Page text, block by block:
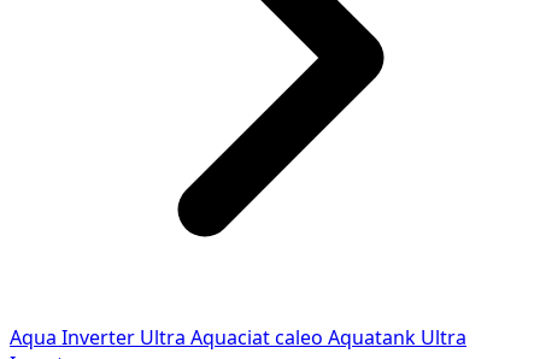
Aqua Inverter Ultra Aquaciat caleo Aquatank Ultra